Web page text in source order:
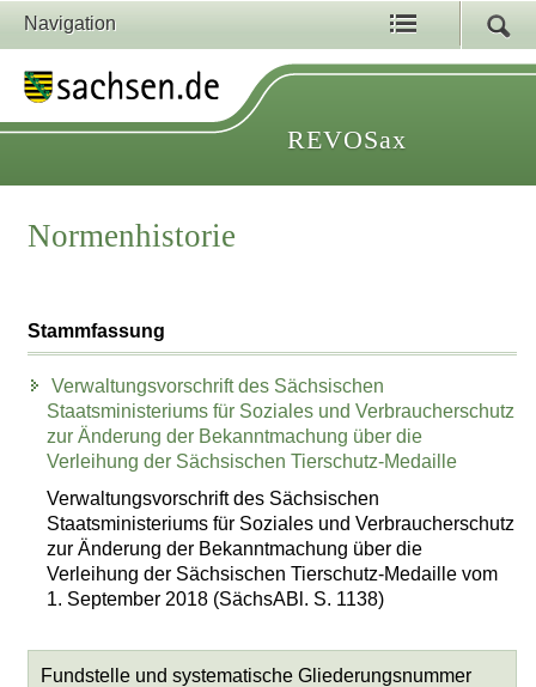
Navigation
REVOSax
Normenhistorie
Stammfassung
Verwaltungsvorschrift des Sächsischen
Staatsministeriums für Soziales und Verbraucherschutz
zur Änderung der Bekanntmachung über die
Verleihung der Sächsischen Tierschutz-Medaille
Verwaltungsvorschrift des Sächsischen
Staatsministeriums für Soziales und Verbraucherschutz
zur Änderung der Bekanntmachung über die
Verleihung der Sächsischen Tierschutz-Medaille vom
1. September 2018 (SächsABl. S. 1138)
Fundstelle und systematische Gliederungsnummer